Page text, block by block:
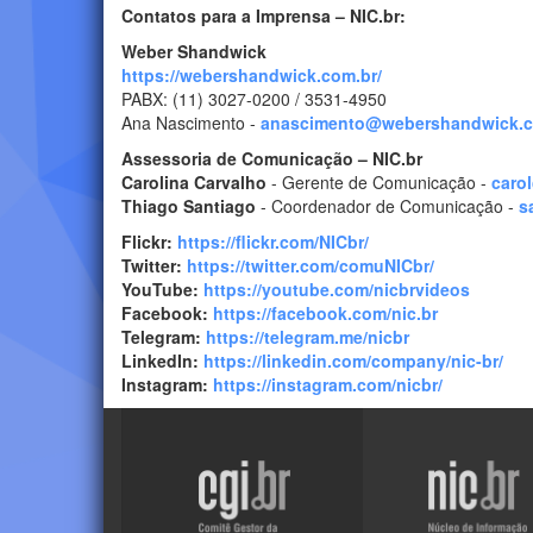
Contatos para a Imprensa – NIC.br:
Weber Shandwick
https://webershandwick.com.br/
PABX: (11) 3027-0200 / 3531-4950
Ana Nascimento -
Assessoria de Comunicação – NIC.br
Carolina Carvalho - Gerente de Comunicação -
Thiago Santiago - Coordenador de Comunicação -
Flickr: https://flickr.com/NICbr/
Twitter: https://twitter.com/comuNICbr/
YouTube: https://youtube.com/nicbrvideos
Facebook: https://facebook.com/nic.br
Telegram: https://telegram.me/nicbr
LinkedIn: https://linkedin.com/company/nic-br/
Instagram: https://instagram.com/nicbr/